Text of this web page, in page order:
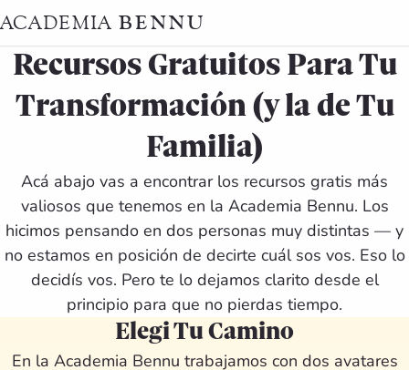
ACADEMIA BENNU
Recursos Gratuitos Para Tu
Transformación (y la de Tu
Familia)
Acá abajo vas a encontrar los recursos gratis más
valiosos que tenemos en la Academia Bennu. Los
hicimos pensando en dos personas muy distintas — y
no estamos en posición de decirte cuál sos vos. Eso lo
decidís vos. Pero te lo dejamos clarito desde el
principio para que no pierdas tiempo.
Elegi Tu Camino
En la Academia Bennu trabajamos con dos avatares